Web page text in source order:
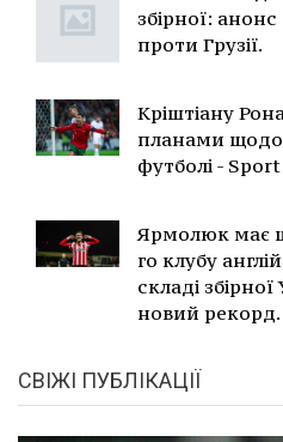
збірної: анонс
проти Грузії.
Кріштіану
планами щодо
футболі -
Ярмолюк має
го клубу
складі
новий рекорд.
СВІЖІ ПУБЛІКАЦІЇ